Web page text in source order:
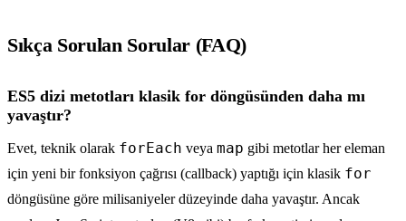
Sıkça Sorulan Sorular (FAQ)
ES5 dizi metotları klasik for döngüsünden daha mı
yavaştır?
Evet, teknik olarak forEach veya map gibi metotlar her eleman
için yeni bir fonksiyon çağrısı (callback) yaptığı için klasik for
döngüsüne göre milisaniyeler düzeyinde daha yavaştır. Ancak